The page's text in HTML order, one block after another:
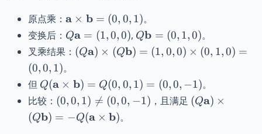
原点乘： \mathbf{a}
\times
\mathbf{b}
= (0,0,1)
a × b = (0, 0, 1)。
变换后： Q\mathbf{a}
= (1,0,0)
Qa = (1,0,0), Q\mathbf{b}
= (0,1,0)
Qb = (0, 1,0)。
叉乘结果： (Q\mathbf{a})
(Q\mathbf{b})
= (1,0,0)
\times (0,1,0)
= (0,0,1)
(Qa) × (Qb) = (1, 0,0) × (0, 1,0) =
(0,0, 1)。
但 Q
(\mathbf{a}
\times
\mathbf{b})
Q(a × b) = Q(0, 0, 1) = (0,0, −1)。
比较： (0,0,1)
\neq
(0,0,-1)
(0,0, 1) 
= (0, 0, −1) ，且满足 (Qa) ×
(Qb) = −Q(a × b)。